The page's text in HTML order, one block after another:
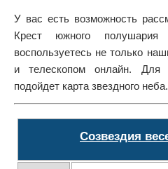
У вас есть возможность
Крест южного
воспользуетесь не только
и телескопом онлайн. Для
подойдет карта звездного неба.
Созвездия